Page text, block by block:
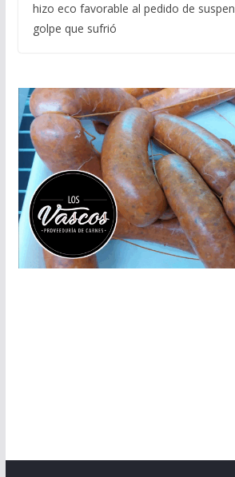
hizo eco favorable al pedido de
golpe que sufrió